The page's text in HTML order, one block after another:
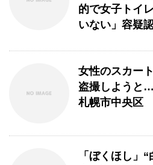
的で女子トイ
いない」容疑
女性のスカー
盗撮しようと
札幌市中央区
「ぼくほし」